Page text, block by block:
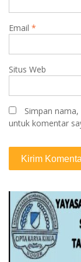
Email *
Situs Web
Simpan
untuk komentar